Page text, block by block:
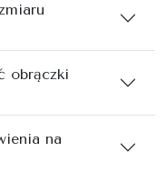
obrączki
na